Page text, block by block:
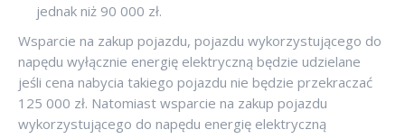
jednak niż 90 000 zł.
Wsparcie na zakup pojazdu, pojazdu wykorzystującego do
napędu wyłącznie energię elektryczną będzie udzielane
jeśli cena nabycia takiego pojazdu nie będzie przekraczać
125 000 zł. Natomiast wsparcie na zakup pojazdu
wykorzystującego do napędu energię elektryczną